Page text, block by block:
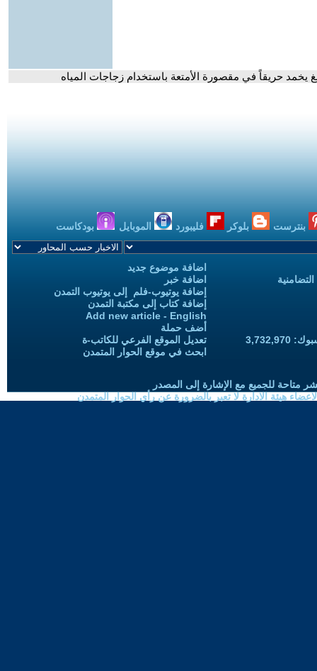
يخمد حريقاً في مقصورة الأمتعة باستخدام زجاجات المياه
بنترست بلوكر فليبورد الموبايل بودكاست
اضافة موضوع جديد
اضافة خبر
إضافة يوتيوب-فلم إلى يوتيوب التمدن
إضافة كتاب إلى مكتبة التمدن
Add new article - English
أضف حملة
تعديل الموقع الفرعي للكاتب-ة
ابحث في موقع الحوار المتمدن
متاحة للجميع مع الإشارة إلى المصدر
هيئة الادارة لا تعبر بالضرورة عن رأي الحوار المتمدن